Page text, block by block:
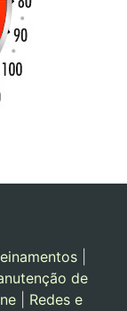
|
de
Redes e